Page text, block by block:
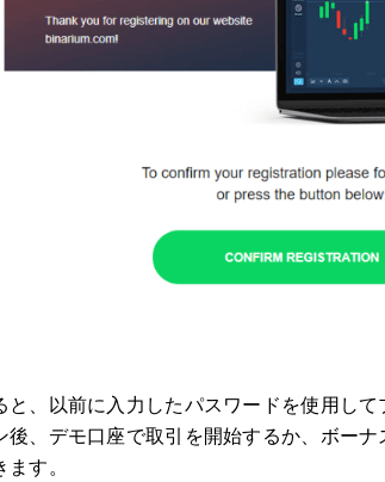
と、以前に入力したパスワードを使用し
後、デモ口座で取引を開始するか、ボー
す。